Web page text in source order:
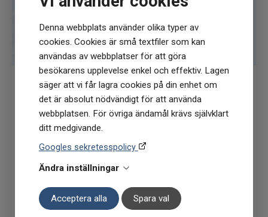
Denna webbplats använder olika typer av
cookies. Cookies är små textfiler som kan
användas av webbplatser för att göra
besökarens upplevelse enkel och effektiv. Lagen
säger att vi får lagra cookies på din enhet om
det är absolut nödvändigt för att använda
webbplatsen. För övriga ändamål krävs självklart
ditt medgivande.
Googles sekretesspolicy
Ändra inställningar
Acceptera alla Spara val
Få10% rabatt när du anmäler dig för vårt
nyhetsbrev
(Du får en kod till din mejl som gäller vid 1
köptillfälle på ordinarie priser)